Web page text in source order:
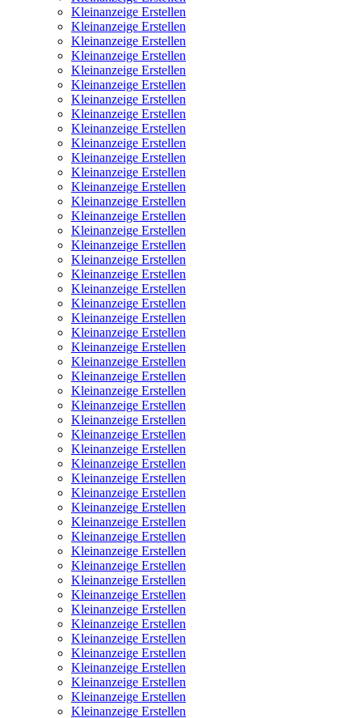
Kleinanzeige Erstellen
Kleinanzeige Erstellen
Kleinanzeige Erstellen
Kleinanzeige Erstellen
Kleinanzeige Erstellen
Kleinanzeige Erstellen
Kleinanzeige Erstellen
Kleinanzeige Erstellen
Kleinanzeige Erstellen
Kleinanzeige Erstellen
Kleinanzeige Erstellen
Kleinanzeige Erstellen
Kleinanzeige Erstellen
Kleinanzeige Erstellen
Kleinanzeige Erstellen
Kleinanzeige Erstellen
Kleinanzeige Erstellen
Kleinanzeige Erstellen
Kleinanzeige Erstellen
Kleinanzeige Erstellen
Kleinanzeige Erstellen
Kleinanzeige Erstellen
Kleinanzeige Erstellen
Kleinanzeige Erstellen
Kleinanzeige Erstellen
Kleinanzeige Erstellen
Kleinanzeige Erstellen
Kleinanzeige Erstellen
Kleinanzeige Erstellen
Kleinanzeige Erstellen
Kleinanzeige Erstellen
Kleinanzeige Erstellen
Kleinanzeige Erstellen
Kleinanzeige Erstellen
Kleinanzeige Erstellen
Kleinanzeige Erstellen
Kleinanzeige Erstellen
Kleinanzeige Erstellen
Kleinanzeige Erstellen
Kleinanzeige Erstellen
Kleinanzeige Erstellen
Kleinanzeige Erstellen
Kleinanzeige Erstellen
Kleinanzeige Erstellen
Kleinanzeige Erstellen
Kleinanzeige Erstellen
Kleinanzeige Erstellen
Kleinanzeige Erstellen
Kleinanzeige Erstellen